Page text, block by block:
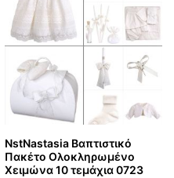
NstNastasia Βαπτιστικό
Πακέτο Ολοκληρωμένο
Χειμώνα 10 τεμάχια 0723